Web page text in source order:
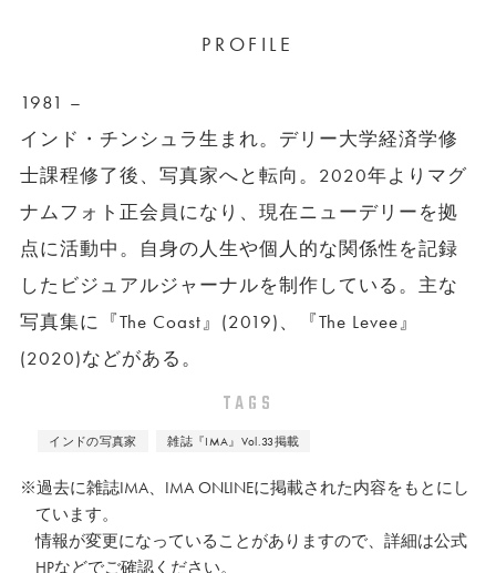
PROFILE
1981 –
インド・チンシュラ生まれ。デリー大学経済学修
士課程修了後、写真家へと転向。2020年よりマグ
ナムフォト正会員になり、現在ニューデリーを拠
点に活動中。自身の人生や個人的な関係性を記録
したビジュアルジャーナルを制作している。主な
写真集に『The Coast』(2019)、『The Levee』
(2020)などがある。
TAGS
インドの写真家 雑誌『IMA』Vol.33掲載
※過去に雑誌IMA、IMA ONLINEに掲載された内容をもとにし
ています。
情報が変更になっていることがありますので、詳細は公式
HPなどでご確認ください。